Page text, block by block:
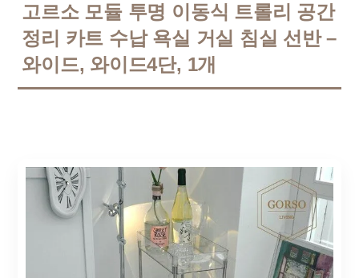
고르소 모듈 투명 이동식 트롤리 공간
정리 카트 수납 욕실 거실 침실 선반 –
와이드, 와이드4단, 1개